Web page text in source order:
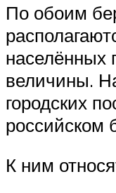
По обоим
населённых
величины.
городских
российском
К ним